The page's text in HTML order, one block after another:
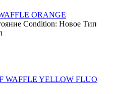
ORANGE
Condition: Новое Тип